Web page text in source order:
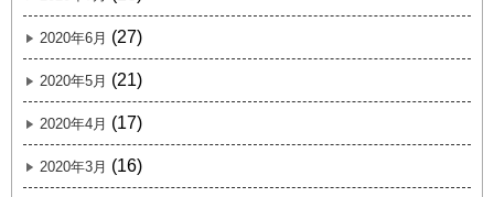
2020年6月 (27)
2020年5月 (21)
2020年4月 (17)
2020年3月 (16)